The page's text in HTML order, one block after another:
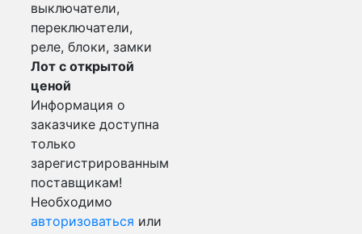
выключатели,
переключатели,
реле, блоки, замки
Лот с открытой
ценой
Информация о
заказчике доступна
только
зарегистрированным
поставщикам!
Необходимо
авторизоваться или